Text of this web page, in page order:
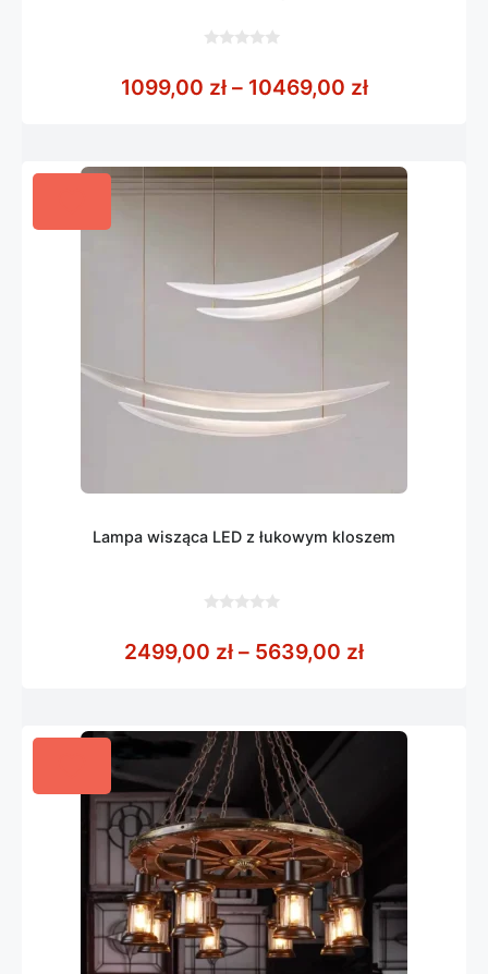
5
1099,00 zł – 10469,00 złZakres
Lampa wisząca LED z łukowym kloszem
5
2499,00 zł – 5639,00 złZakres cen: